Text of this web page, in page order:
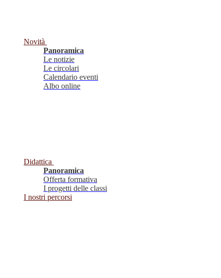
Novità
Panoramica
Le notizie
Le circolari
Calendario eventi
Albo online
Didattica
Panoramica
Offerta formativa
I progetti delle classi
I nostri percorsi